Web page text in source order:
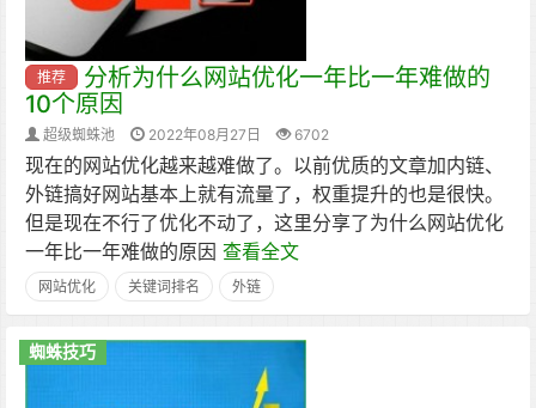
推荐
分析为什么网站优化一年比一年难做的
10个原因
超级蜘蛛池 2022年08月27日 6702
现在的网站优化越来越难做了。以前优质的文章加内链、
外链搞好网站基本上就有流量了，权重提升的也是很快。
但是现在不行了优化不动了，这里分享了为什么网站优化
一年比一年难做的原因 查看全文
网站优化 关键词排名 外链
蜘蛛技巧